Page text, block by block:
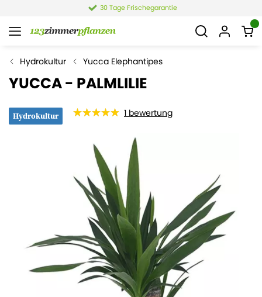
4,4 von 6.021 Bewertungen
Hydrokultur Yucca Elephantipes
YUCCA - PALMLILIE
Hydrokultur 1 bewertung